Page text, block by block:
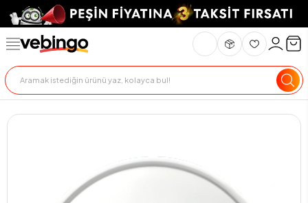
Genel Bakış Ürün Açıklaması Teknik Özellikler Teslimat Ve İade